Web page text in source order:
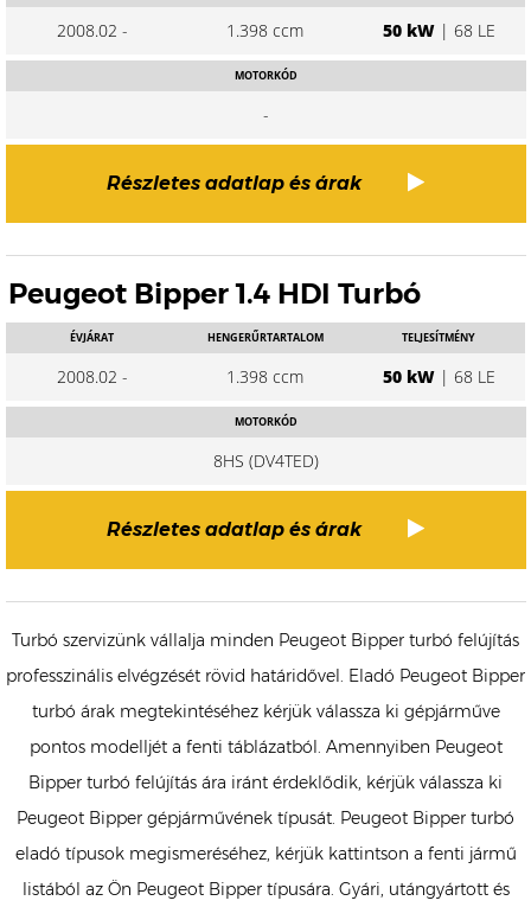
2008.02 - 1.398 ccm 50 kW| 68 LE
MOTORKÓD
-
Részletes adatlap és árak
Peugeot Bipper 1.4 HDI Turbó
ÉVJÁRAT
2008.02 -
HENGERŰRTARTALOM
1.398 ccm
TELJESÍTMÉNY
50 kW| 68 LE
MOTORKÓD
8HS (DV4TED)
Részletes adatlap és árak
Turbó szervizünk vállalja minden Peugeot Bipper turbó felújítás
professzinális elvégzését rövid határidővel. Eladó Peugeot Bipper
turbó árak megtekintéséhez kérjük válassza ki gépjárműve
pontos modelljét a fenti táblázatból. Amennyiben Peugeot
Bipper turbó felújítás ára iránt érdeklődik, kérjük válassza ki
Peugeot Bipper gépjárművének típusát. Peugeot Bipper turbó
eladó típusok megismeréséhez, kérjük kattintson a fenti jármű
listából az Ön Peugeot Bipper típusára. Gyári, utángyártott és